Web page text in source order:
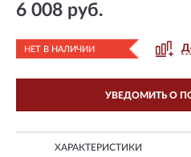
6 008 руб.
НЕТ В НАЛИЧИИ
УВЕДОМИТЬ О
ХАРАКТЕРИСТИКИ